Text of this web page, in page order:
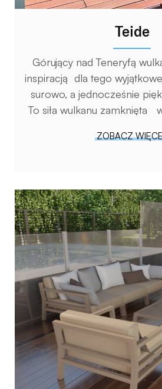
Teide
Górujący nad Teneryfą
inspiracją dla tego
surowo, a jednocześnie
To siła wulkanu zamknięta
ZOBACZ